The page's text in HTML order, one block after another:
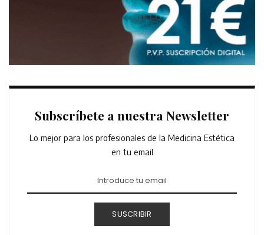
Subscríbete a nuestra Newsletter
Lo mejor para los profesionales de la Medicina Estética
en tu email
SUSCRIBIR